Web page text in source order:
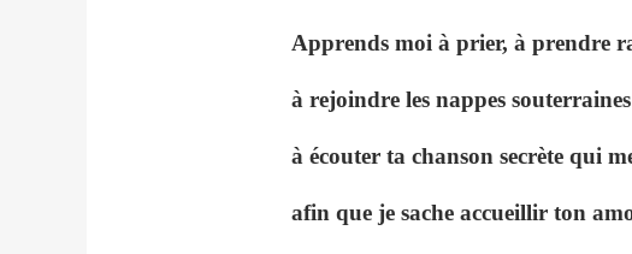
Apprends moi à prier, à prendre
à rejoindre les nappes
à écouter ta chanson secrète qui
afin que je sache accueillir ton